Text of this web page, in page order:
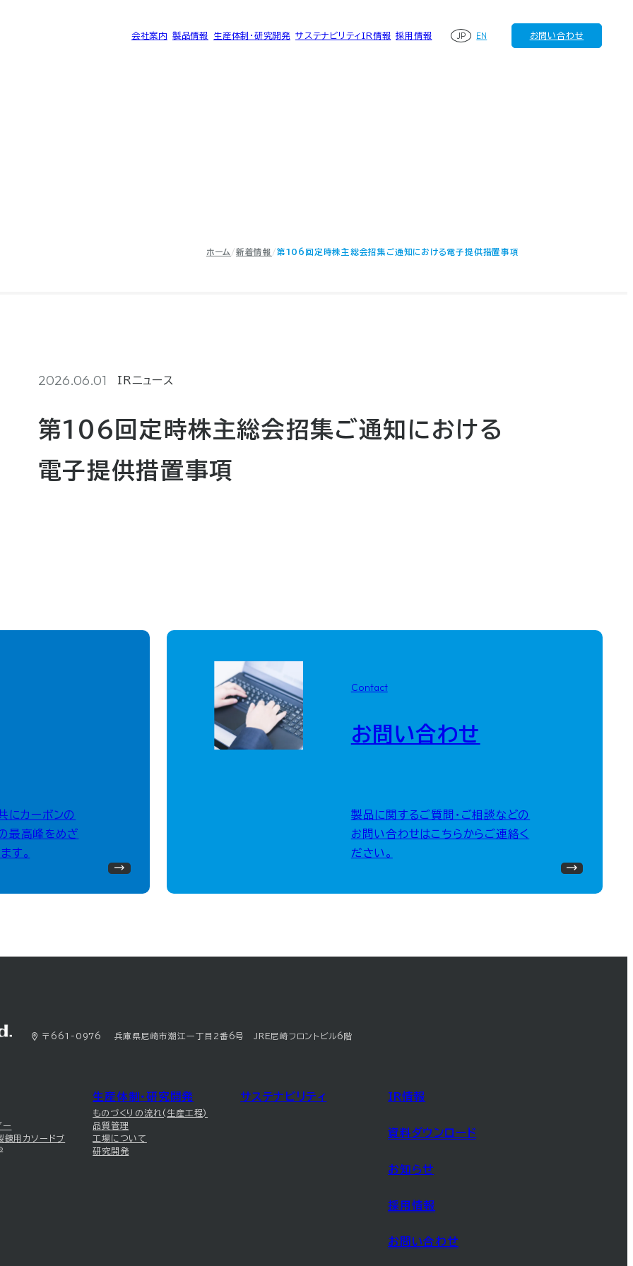
ク SK-B
プライバシーポリシー
会社案内 製品情報 生産体制・研究開発 サステナビリティIR情報 採用情報 JP EN お問い合わせ
ホーム 新着情報 第106回定時株主総会招集ご通知における電子提供措置事項
2026.06.01 IRニュース
第106回定時株主総会招集ご通知における
電子提供措置事項
にカーボンの
最高峰をめざ
す。
Contact
お問い合わせ
製品に関するご質問・ご相談などの
お問い合わせはこちらからご連絡く
ださい。
〒661-0976 兵庫県尼崎市潮江一丁目2番6号 JRE尼崎フロントビル6階
ー
錬用カソードブ
生産体制・研究開発
ものづくりの流れ(生産工程)
品質管理
工場について
研究開発
サステナビリティ IR情報
資料ダウンロード
お知らせ
採用情報
お問い合わせ